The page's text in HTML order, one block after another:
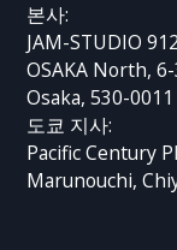
본사:
JAM-STUDIO
OSAKA North,
Osaka, 530-0011
도쿄 지사:
Pacific Century
Marunouchi,